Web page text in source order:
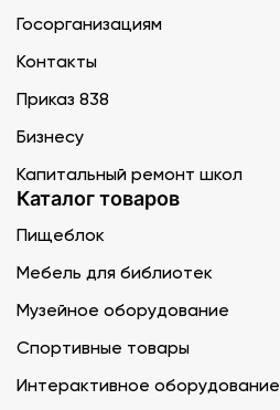
Госорганизациям
Контакты
Приказ 838
Бизнесу
Капитальный ремонт школ
Каталог товаров
Пищеблок
Мебель для библиотек
Музейное оборудование
Спортивные товары
Интерактивное оборудование